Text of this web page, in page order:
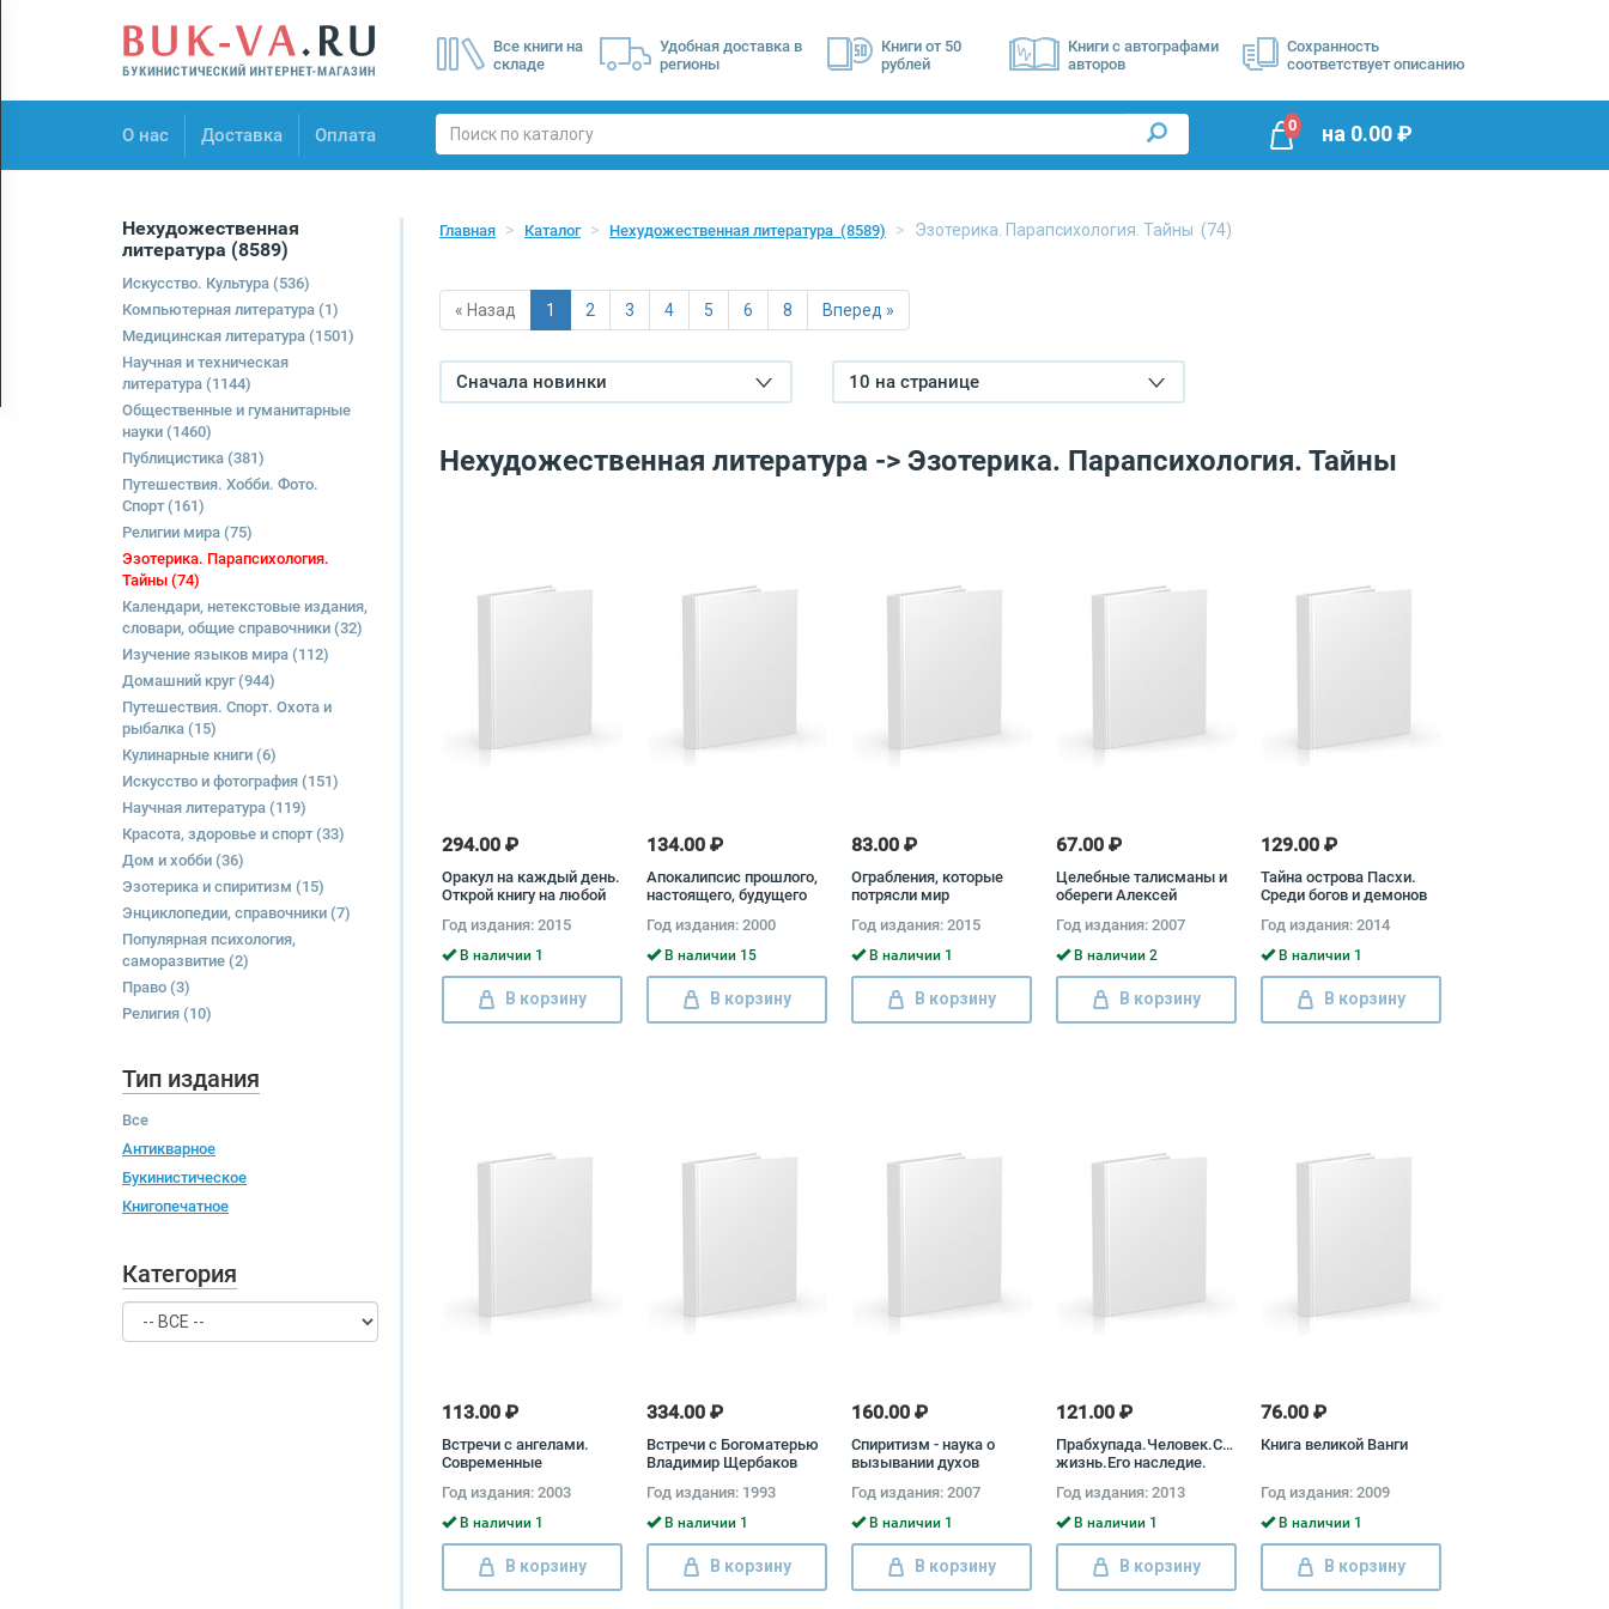
Все книги на
складе
Удобная доставка в
регионы
Книги от 50
рублей
Книги с автографами
авторов
Сохранность
соответствует описанию
О нас Доставка Оплата
О нас
0 на 0.00₽
Нехудожественная
литература (8589)
Искусство. Культура (536)
Компьютерная литература (1)
Медицинская литература (1501)
Научная и техническая
литература (1144)
Общественные и гуманитарные
науки (1460)
Публицистика (381)
Путешествия. Хобби. Фото.
Спорт(161)
Религии мира (75)
Эзотерика. Парапсихология.
Тайны (74)
Календари, нетекстовые издания,
словари, общие справочники (32)
Изучение языков мира (112)
Домашний круг(944)
Путешествия. Спорт. Охота и
рыбалка (15)
Кулинарные книги (6)
Искусство и фотография (151)
Научная литература (119)
Красота, здоровье и спорт(33)
Дом и хобби (36)
Эзотерика и спиритизм (15)
Энциклопедии, справочники (7)
Популярная психология,
саморазвитие (2)
Право (3)
Религия (10)
Тип издания
Все
Антикварное
Букинистическое
Книгопечатное
Категория
Главная Каталог Нехудожественная литература (8589) Эзотерика. Парапсихология. Тайны (74)
« Назад 1 2 3 4 5 6 8 Вперед »
Сначала новинки 10 на странице
Нехудожественная литература -> Эзотерика. Парапсихология. Тайны
294.00 ₽
Оракул на каждый день.
Открой книгу на любой
Год издания: 2015
В наличии 1
В корзину
134.00 ₽
Апокалипсис прошлого,
настоящего, будущего
Год издания: 2000
В наличии 15
В корзину
83.00 ₽
Ограбления, которые
потрясли мир
Год издания: 2015
В наличии 1
В корзину
67.00 ₽
Целебные талисманы и
обереги Алексей
Год издания: 2007
В наличии 2
В корзину
129.00 ₽
Тайна острова Пасхи.
Среди богов и демонов
Год издания: 2014
В наличии 1
В корзину
113.00 ₽
Встречи с ангелами.
Современные
Эмма Хиткот-Джеймс
Год издания: 2003
В наличии 1
В корзину
334.00 ₽
Встречи с Богоматерью
Владимир Щербаков
Год издания: 1993
В наличии 1
В корзину
160.00 ₽
Спиритизм - наука о
вызывании духов
Год издания: 2007
В наличии 1
В корзину
121.00 ₽
Прабхупада.Человек.Святой.Его
жизнь.Его наследие.
Абхай Чаранаравинда
Бхактиведанта Свами
Прабхупада
Год издания: 2013
В наличии 1
В корзину
76.00 ₽
Книга великой Ванги
Год издания: 2009
В наличии 1
В корзину